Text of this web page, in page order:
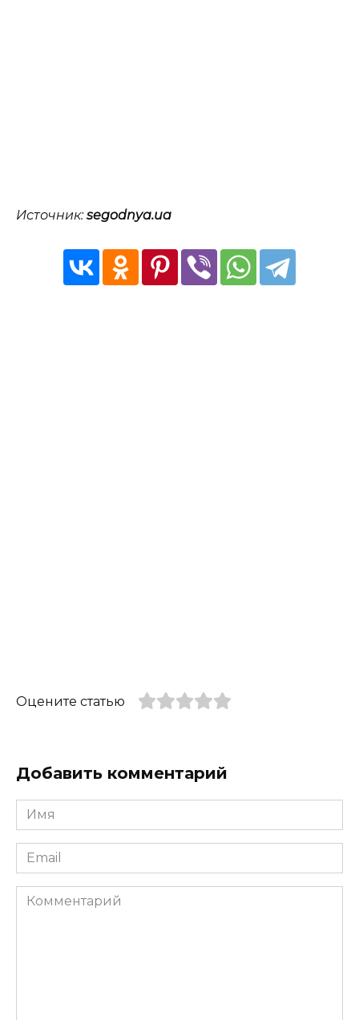
Источник:segodnya.ua
Оцените статью
Добавить комментарий
Имя
*
Email
*
Комментарий